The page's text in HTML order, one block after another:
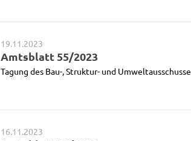
19.11.2023
Amtsblatt 55/2023
Tagung des Bau-, Struktur- und
16.11.2023